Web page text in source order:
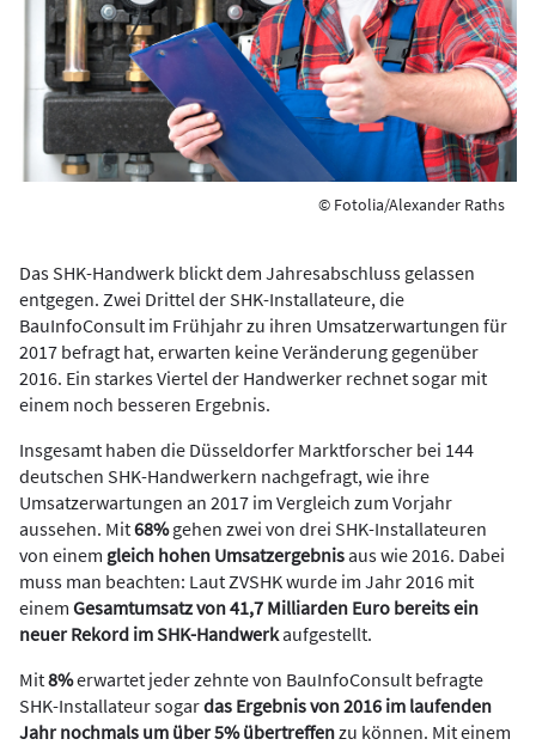
© Fotolia/Alexander Raths
Das SHK-Handwerk blickt dem Jahresabschluss gelassen
entgegen. Zwei Drittel der SHK-Installateure, die
BauInfoConsult im Frühjahr zu ihren Umsatzerwartungen für
2017 befragt hat, erwarten keine Veränderung gegenüber
2016. Ein starkes Viertel der Handwerker rechnet sogar mit
einem noch besseren Ergebnis.
Insgesamt haben die Düsseldorfer Marktforscher bei 144
deutschen SHK-Handwerkern nachgefragt, wie ihre
Umsatzerwartungen an 2017 im Vergleich zum Vorjahr
aussehen. Mit68%gehen zwei von drei SHK-Installateuren
von einem gleich hohen Umsatzergebnisaus wie 2016. Dabei
muss man beachten: Laut ZVSHK wurde im Jahr 2016 mit
einem Gesamtumsatz von 41,7 Milliarden Euro bereits ein
neuer Rekord im SHK-Handwerkaufgestellt.
Mit8%erwartet jeder zehnte von BauInfoConsult befragte
SHK-Installateur sogardas Ergebnis von 2016 im laufenden
Jahr nochmals um über 5% übertreffenzu können. Mit einem